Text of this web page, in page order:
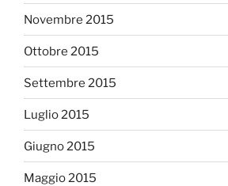
Novembre 2015
Ottobre 2015
Settembre 2015
Luglio 2015
Giugno 2015
Maggio 2015